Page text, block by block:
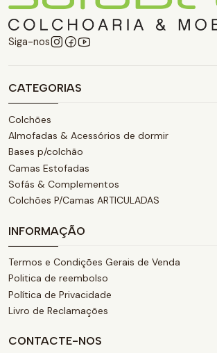
Siga-nos
CATEGORIAS
Colchões
Almofadas & Acessórios de dormir
Bases p/colchão
Camas Estofadas
Sofás & Complementos
Colchões P/Camas ARTICULADAS
INFORMAÇÃO
Termos e Condições Gerais de Venda
Politica de reembolso
Política de Privacidade
Livro de Reclamações
CONTACTE-NOS